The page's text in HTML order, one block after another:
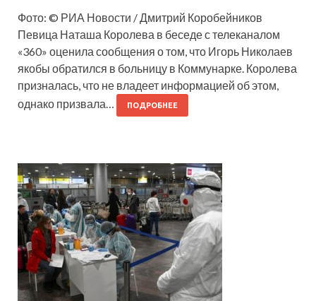
Фото: © РИА Новости / Дмитрий Коробейников
Певица Наташа Королева в беседе с телеканалом
«360» оценила сообщения о том, что Игорь Николаев
якобы обратился в больницу в Коммунарке. Королева
призналась, что не владеет информацией об этом,
однако призвала…
ПОДРОБНЕЕ